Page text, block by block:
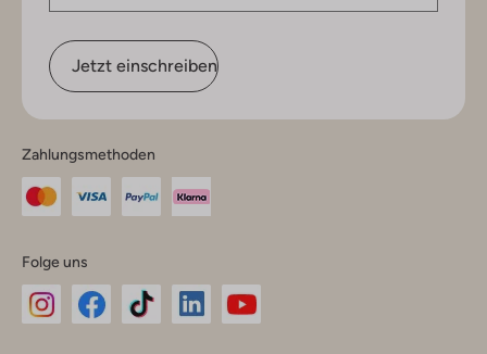
Jetzt einschreiben
Zahlungsmethoden
Folge uns